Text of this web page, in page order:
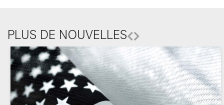
PLUS DE NOUVELLES